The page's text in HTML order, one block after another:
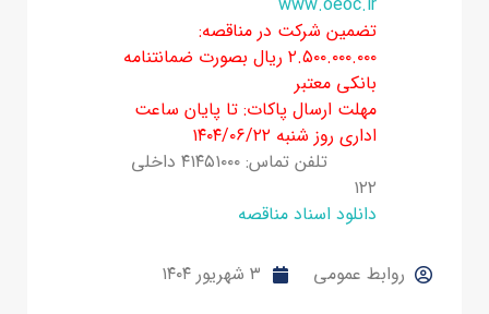
تضمین شرکت در مناقصه:
۲.۵۰۰.۰۰۰.۰۰۰ ریال بصورت ضمانتنامه
بانکی معتبر
مهلت ارسال پاکات: تا پایان ساعت
اداری روز شنبه ۱۴۰۴/۰۶/۲۲
تلفن تماس: ۴۱۴۵۱۰۰۰ داخلی
۱۲۲
دانلود اسناد مناقصه
روابط عمومی ۳ شهریور ۱۴۰۴